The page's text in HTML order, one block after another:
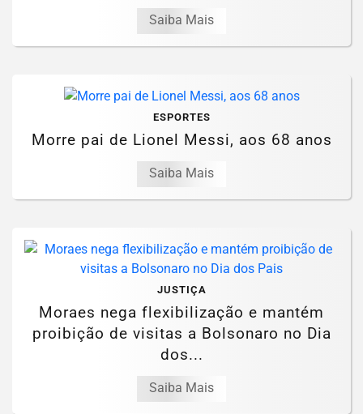
Saiba Mais
ESPORTES
Morre pai de Lionel Messi, aos 68 anos
Saiba Mais
JUSTIÇA
Moraes nega flexibilização e mantém
proibição de visitas a Bolsonaro no Dia
dos...
Saiba Mais